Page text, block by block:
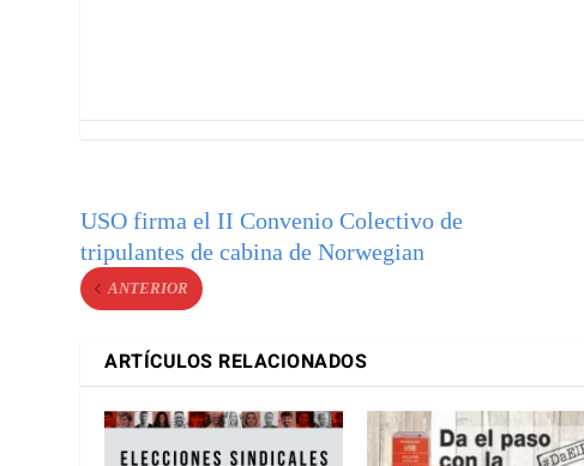
USO firma el II Convenio Colectivo de
tripulantes de cabina de Norwegian
ANTERIOR
ARTÍCULOS RELACIONADOS